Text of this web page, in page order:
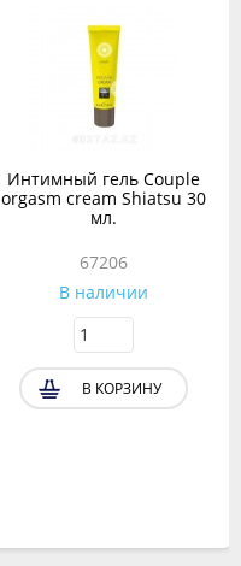
Интимный гель Couple
orgasm cream Shiatsu 30
мл.
67206
В наличии
В КОРЗИНУ